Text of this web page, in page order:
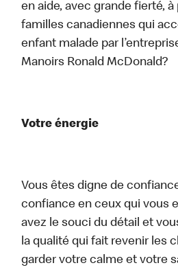
en aide, avec grande fierté,
familles canadiennes qui
enfant malade par
Manoirs Ronald McDonald?
Votre énergie
Vous êtes digne de
confiance en ceux qui vous
avez le souci du détail et
la qualité qui fait revenir les
garder votre calme et votre